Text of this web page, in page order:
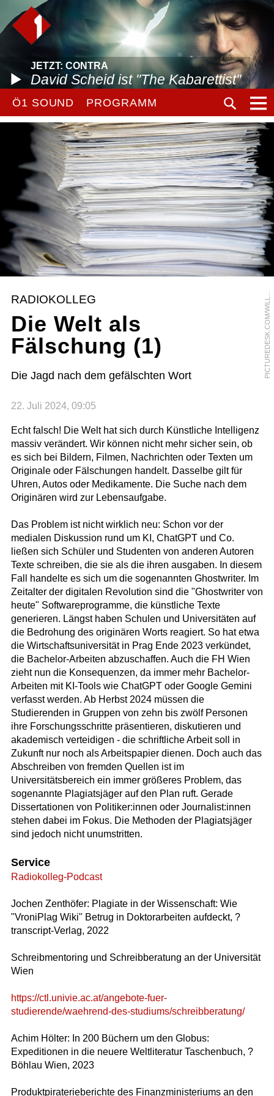
JETZT: CONTRA
David Scheid ist "The Kabarettist"
Ö1 SOUND PROGRAMM
P
I
C
T
U
R
E
D
E
S
K
.
C
O
M
/
W
I
L
L
F
R
I
E
D
G
R
E
D
L
E
R
-
O
X
E
N
B
A
U
E
R
RADIOKOLLEG
Die Welt als
Fälschung (1)
Die Jagd nach dem gefälschten Wort
22. Juli 2024, 09:05
Echt falsch! Die Welt hat sich durch Künstliche Intelligenz
massiv verändert. Wir können nicht mehr sicher sein, ob
es sich bei Bildern, Filmen, Nachrichten oder Texten um
Originale oder Fälschungen handelt. Dasselbe gilt für
Uhren, Autos oder Medikamente. Die Suche nach dem
Originären wird zur Lebensaufgabe.
Das Problem ist nicht wirklich neu: Schon vor der
medialen Diskussion rund um KI, ChatGPT und Co.
ließen sich Schüler und Studenten von anderen Autoren
Texte schreiben, die sie als die ihren ausgaben. In diesem
Fall handelte es sich um die sogenannten Ghostwriter. Im
Zeitalter der digitalen Revolution sind die "Ghostwriter von
heute" Softwareprogramme, die künstliche Texte
generieren. Längst haben Schulen und Universitäten auf
die Bedrohung des originären Worts reagiert. So hat etwa
die Wirtschaftsuniversität in Prag Ende 2023 verkündet,
die Bachelor-Arbeiten abzuschaffen. Auch die FH Wien
zieht nun die Konsequenzen, da immer mehr Bachelor-
Arbeiten mit KI-Tools wie ChatGPT oder Google Gemini
verfasst werden. Ab Herbst 2024 müssen die
Studierenden in Gruppen von zehn bis zwölf Personen
ihre Forschungsschritte präsentieren, diskutieren und
akademisch verteidigen - die schriftliche Arbeit soll in
Zukunft nur noch als Arbeitspapier dienen. Doch auch das
Abschreiben von fremden Quellen ist im
Universitätsbereich ein immer größeres Problem, das
sogenannte Plagiatsjäger auf den Plan ruft. Gerade
Dissertationen von Politiker:innen oder Journalist:innen
stehen dabei im Fokus. Die Methoden der Plagiatsjäger
sind jedoch nicht unumstritten.
Service
Radiokolleg-Podcast
Jochen Zenthöfer: Plagiate in der Wissenschaft: Wie
"VroniPlag Wiki" Betrug in Doktorarbeiten aufdeckt, ?
transcript-Verlag, 2022
Schreibmentoring und Schreibberatung an der Universität
Wien
https://ctl.univie.ac.at/angebote-fuer-
studierende/waehrend-des-studiums/schreibberatung/
Achim Hölter: In 200 Büchern um den Globus:
Expeditionen in die neuere Weltliteratur Taschenbuch, ?
Böhlau Wien, 2023
Produktpiraterieberichte des Finanzministeriums an den